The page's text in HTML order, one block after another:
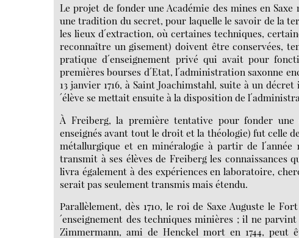
Le projet de fonder une Académie des mines en
une tradition du secret, pour laquelle le savoir de la
les lieux d´extraction, où certaines techniques,
reconnaître un gisement) doivent être conservées,
pratique d´enseignement privé qui avait pour
premières bourses d´Etat, l´administration saxonne
13 janvier 1716, à Saint Joachimstahl, suite à un
´élève se mettait ensuite à la disposition de
À Freiberg, la première tentative pour fonder
enseignés avant tout le droit et la théologie) fut celle
métallurgique et en minéralogie à partir de l´année
transmit à ses élèves de Freiberg les connaissances
livra également à des expériences en laboratoire,
serait pas seulement transmis mais étendu.
Parallèlement, dès 1710, le roi de Saxe Auguste le
´enseignement des techniques minières ; il ne
Zimmermann, ami de Henckel mort en 1744, peut